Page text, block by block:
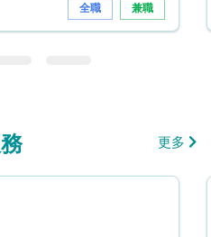
全職 兼職
更多